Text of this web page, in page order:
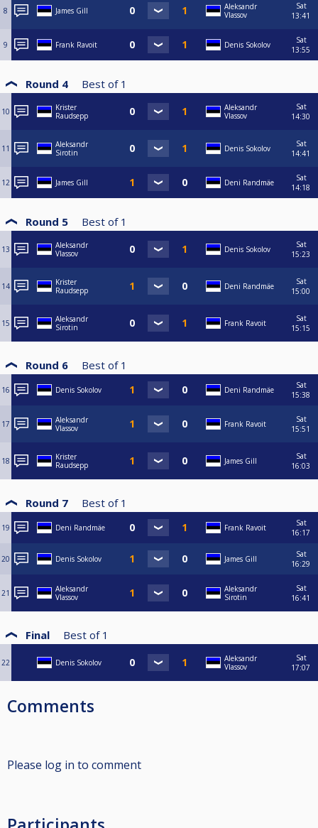
8 James Gill
Aleksandr
Vlassov
Sat
13:41
9 Frank Ravoit Denis Sokolov
Sat
13:55
Round 4 Best of 1
10
Krister
Raudsepp
Aleksandr
Vlassov
Sat
14:30
11
Aleksandr
Sirotin
Denis Sokolov
Sat
14:41
12 James Gill Deni Randmäe
Sat
14:18
Round 5 Best of 1
13
Aleksandr
Vlassov
Denis Sokolov
Sat
15:23
14
Krister
Raudsepp
Deni Randmäe
Sat
15:00
15
Aleksandr
Sirotin
Frank Ravoit
Sat
15:15
Round 6 Best of 1
16 Denis Sokolov Deni Randmäe
Sat
15:38
17
Aleksandr
Vlassov
Frank Ravoit
Sat
15:51
18
Krister
Raudsepp
James Gill
Sat
16:03
Round 7 Best of 1
19 Deni Randmäe Frank Ravoit
Sat
16:17
20 Denis Sokolov James Gill
Sat
16:29
21
Aleksandr
Vlassov
Aleksandr
Sirotin
Sat
16:41
Final Best of 1
22 Denis Sokolov
Aleksandr
Vlassov
Sat
17:07
Comments
Please log in to comment